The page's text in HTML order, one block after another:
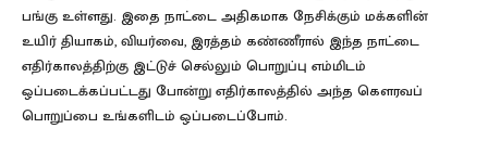
பங்கு உள்ளது. இதை நாட்டை அதிகமாக நேசிக்கும் மக்களின்
உயிர் தியாகம், வியர்வை, இரத்தம் கண்ணீரால் இந்த நாட்டை
எதிர்காலத்திற்கு இட்டுச் செல்லும் பொறுப்பு எம்மிடம்
ஒப்படைக்கப்பட்டது போன்று எதிர்காலத்தில் அந்த கௌரவப்
பொறுப்பை உங்களிடம் ஒப்படைப்போம்.